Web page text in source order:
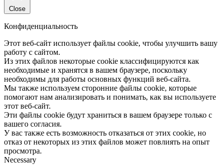
Close
Конфиденциальность
Этот веб-сайт использует файлы cookie, чтобы улучшить вашу
работу с сайтом.
Из этих файлов некоторые cookie классифицируются как
необходимые и хранятся в вашем браузере, поскольку
необходимы для работы основных функций веб-сайта.
Мы также используем сторонние файлы cookie, которые
помогают нам анализировать и понимать, как вы используете
этот веб-сайт.
Эти файлы cookie будут храниться в вашем браузере только с
вашего согласия.
У вас также есть возможность отказаться от этих cookie, но
отказ от некоторых из этих файлов может повлиять на опыт
просмотра.
Necessary